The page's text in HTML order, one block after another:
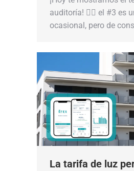
auditoría! 🕵️‍♂️ el #3 es
ocasional, pero de
La tarifa de luz